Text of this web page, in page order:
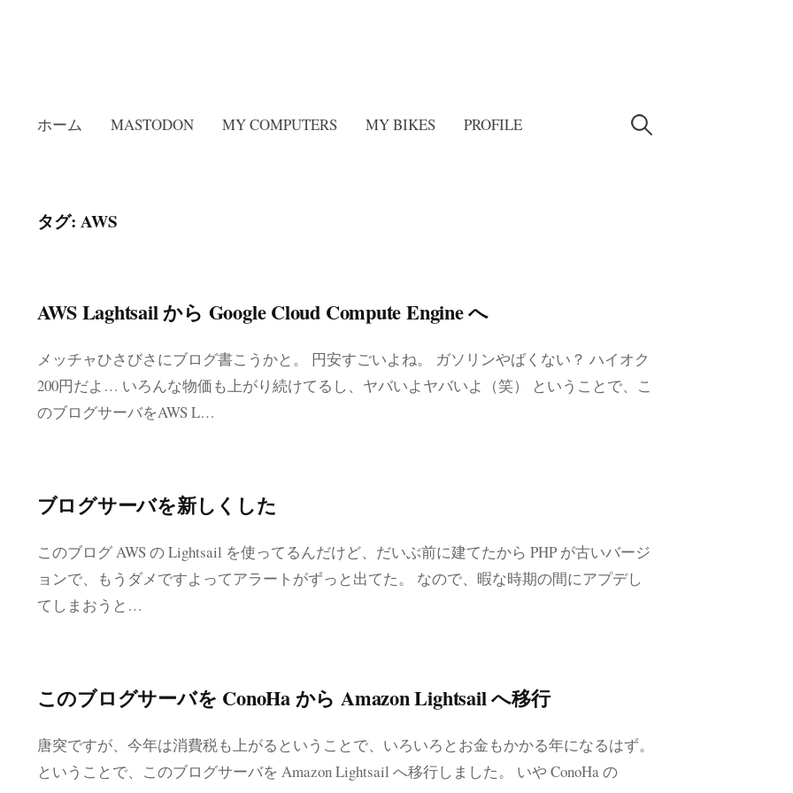
ホーム MASTODON MY COMPUTERS MY BIKES PROFILE 検
タグ: AWS
AWS Laghtsail から Google Cloud Compute Engine へ
メッチャひさびさにブログ書こうかと。 円安すごいよね。 ガソリンやばくない？ ハイオク
200円だよ… いろんな物価も上がり続けてるし、ヤバいよヤバいよ（笑） ということで、こ
のブログサーバをAWS L…
ブログサーバを新しくした
このブログ AWS の Lightsail を使ってるんだけど、だいぶ前に建てたから PHP が古いバージ
ョンで、もうダメですよってアラートがずっと出てた。 なので、暇な時期の間にアプデし
てしまおうと…
このブログサーバを ConoHa から Amazon Lightsail へ移行
唐突ですが、今年は消費税も上がるということで、いろいろとお金もかかる年になるはず。
ということで、このブログサーバを Amazon Lightsail へ移行しました。 いや ConoHa の